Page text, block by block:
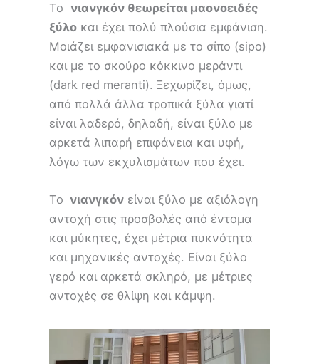
Τονιανγκόν θεωρείται μαονοειδές
ξύλο και έχει πολύ πλούσια εμφάνιση.
Μοιάζει εμφανισιακά με το σίπο (sipo)
και με το σκούρο κόκκινο μεράντι
(dark red meranti). Ξεχωρίζει, όμως,
από πολλά άλλα τροπικά ξύλα γιατί
είναι λαδερό, δηλαδή, είναι ξύλο με
αρκετά λιπαρή επιφάνεια και υφή,
λόγω των εκχυλισμάτων που έχει.
Το νιανγκόν είναι ξύλο με αξιόλογη
αντοχή στις προσβολές από έντομα
και μύκητες, έχει μέτρια πυκνότητα
και μηχανικές αντοχές. Είναι ξύλο
γερό και αρκετά σκληρό, με μέτριες
αντοχές σε θλίψη και κάμψη.